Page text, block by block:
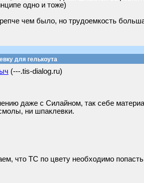
одно и тоже)
чем было, но трудоемкость
для гелькоута
(---.tis-dialog.ru)
даже с Силайном, так себе
ни шпаклевки.
что ТС по цвету необходимо попасть